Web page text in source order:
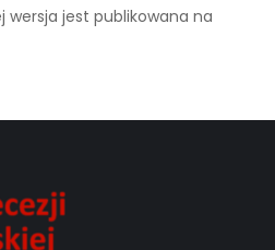
jest publikowana na